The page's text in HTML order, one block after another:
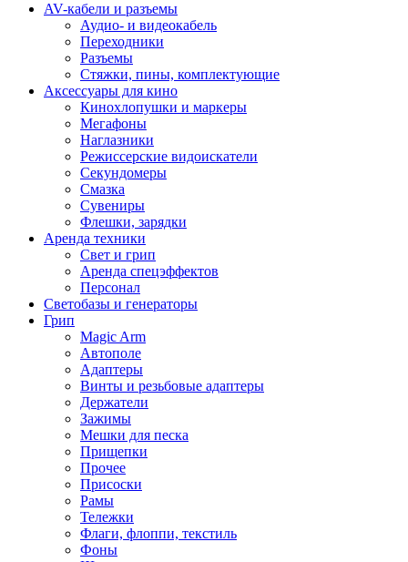
AV-кабели и разъемы
Аудио- и видеокабель
Переходники
Разъемы
Стяжки, пины, комплектующие
Аксессуары для кино
Кинохлопушки и маркеры
Мегафоны
Наглазники
Режиссерские видоискатели
Секундомеры
Смазка
Сувениры
Флешки, зарядки
Аренда техники
Свет и грип
Аренда спецэффектов
Персонал
Светобазы и генераторы
Грип
Magic Arm
Автополе
Адаптеры
Винты и резьбовые адаптеры
Держатели
Зажимы
Мешки для песка
Прищепки
Прочее
Присоски
Рамы
Тележки
Флаги, флоппи, текстиль
Фоны